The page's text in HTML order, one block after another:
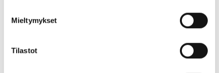
Mieltymykset
TilastotHallinto- ja elinvoimapalveluiden